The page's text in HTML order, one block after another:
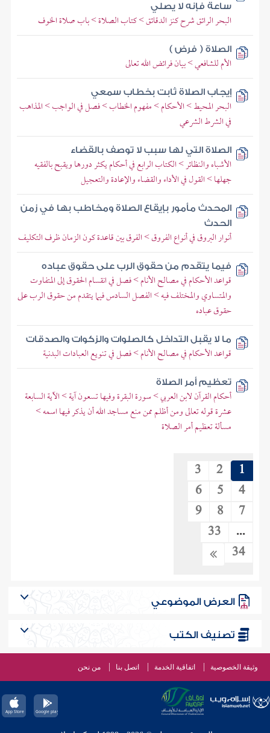
ساعة فإنه لا يصلي
البحر الرائق شرح كنز الدقائق > كتاب الصلاة > باب صلاة الخوف
الصلاة ( فرض )
الأم للشافعي > بيان فرائض الله تعالى
إيجاب الصلاة ثابت بخطاب سمعي
البحر المحيط > الأحكام > مفهوم الخطاب > فصل في الواجب > المذاهب
في الشرط الشرعي
الصلاة التي لها سبب لا توصف بالقضاء
الأشباه والنظائر > الكتاب الرابع في أحكام يكثر دورها ويقبح بالفقيه
جهلها > القول في الأداء والقضاء والإعادة والتعجيل
المحدث مأمور بإيقاع الصلاة ومخاطب بها في زمن
الحدث
أنوار البروق في أنواع الفروق > الفرق بين قاعدة كون الزمان ظرف التكليف
فيما يتقدم من حقوق الرب على حقوق عباده
قواعد الأحكام في مصالح الأنام > فصل في انقسام الحقوق إلى المتفاوت
والمتساوي والمختلف فيه > الفصل السادس فيما يتقدم من حقوق الرب على
حقوق عباده
ما لا يقبل التداخل كالصلوات والزكوات والصدقات
قواعد الأحكام في مصالح الأنام > فصل في تنويع العبادات البدنية
تعظيم أمر الصلاة
أحكام القرآن لابن العربي > سورة البقرة وفيها تسعون آية > الآية السابعة
عشرة قوله تعالى ومن أظلم ممن منع مساجد الله أن يذكر فيها اسمه >
مسألة تعظيم أمر الصلاة
1
2
3
4
5
6
7
8
9
...
33
34
العرض الموضوعي
تصنيف الكتب
وثيقة الخصوصية اتفاقية الخدمة اتصل بنا من نحن